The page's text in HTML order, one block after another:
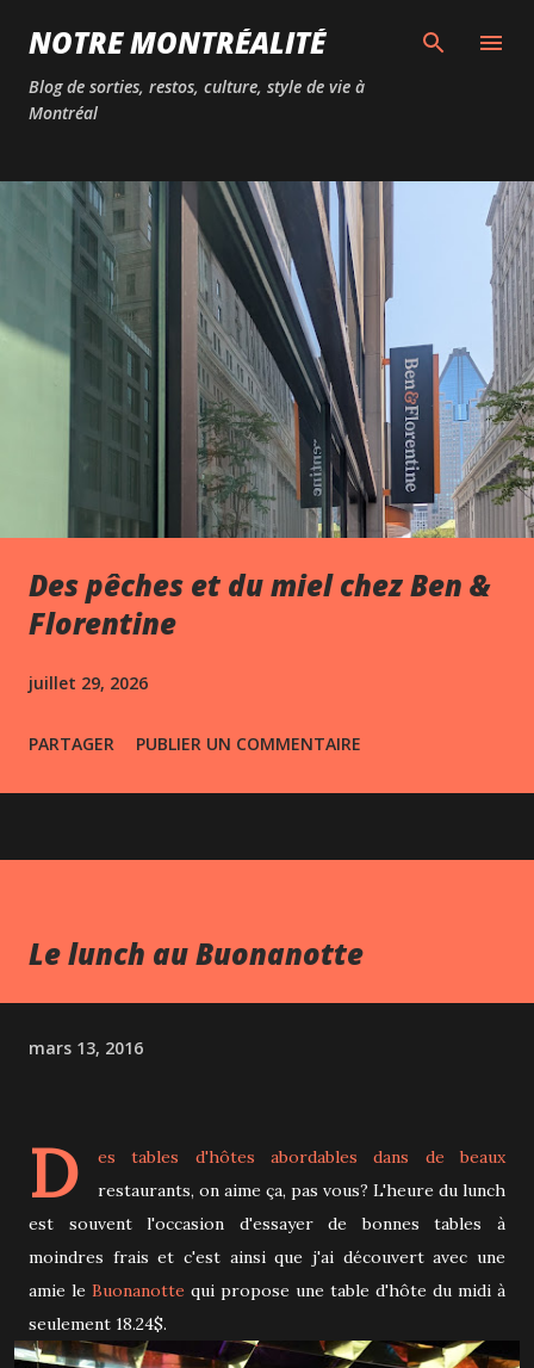
Passer au contenu principal
NOTRE MONTRÉALITÉ
Blog de sorties, restos, culture, style de vie à
Montréal
Des pêches et du miel chez Ben &
Florentine
juillet 29, 2026
PARTAGER PUBLIER UN COMMENTAIRE
Le lunch au Buonanotte
mars 13, 2016
D
es tables d'hôtes abordables dans de beaux
restaurants, on aime ça, pas vous? L'heure du lunch
est souvent l'occasion d'essayer de bonnes tables à
moindres frais et c'est ainsi que j'ai découvert avec une
amie le Buonanotte qui propose une table d'hôte du midi à
seulement 18.24$.